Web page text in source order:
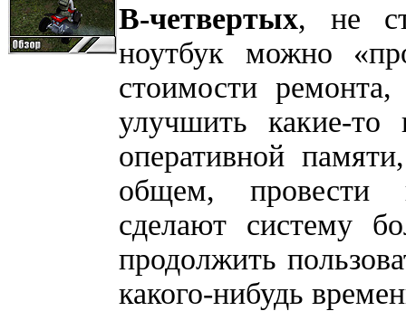
В-четвертых, не
ноутбук можно
стоимости
улучшить какие-то
оперативной
общем, провести
сделают систему
продолжить
какого-нибудь